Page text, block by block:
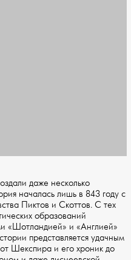
даже несколько
началась лишь в 843 году с
Пиктов и Скоттов. С тех
образований
«Шотландией» и «Англией»
представляется удачным
Шекспира и его хроник до